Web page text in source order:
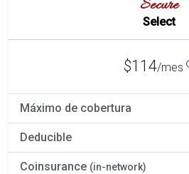
Secure
Select
$114/mes
Máximo de cobertura
Deducible
Coinsurance (in-network)